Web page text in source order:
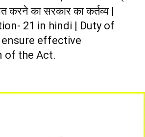
करने का सरकार का कर्तव्य |
21 in hindi | Duty of
effective
of the Act.